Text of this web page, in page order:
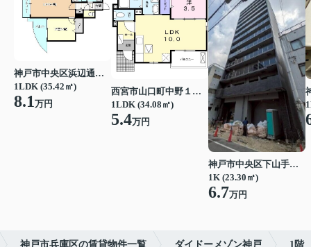
神戸市中央区浜辺通３丁目
1LDK (35.42㎡)
8.1万円
西宮市山口町中野１丁目
1LDK (34.08㎡)
5.4万円
神戸市中央区下山手通７丁目
1K (23.30㎡)
6.7万円
神戸市兵庫区の賃貸物件一覧 ダイドーメゾン神戸 1階